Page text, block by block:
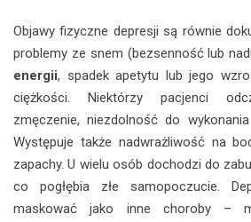
Objawy fizyczne depresji są równie
problemy ze snem (bezsenność lub
energii, spadek apetytu lub jego
ciężkości. Niektórzy pacjenci
zmęczenie, niezdolność do
Występuje także nadwrażliwość na
zapachy. U wielu osób dochodzi do
co pogłębia złe samopoczucie.
maskować jako inne choroby –